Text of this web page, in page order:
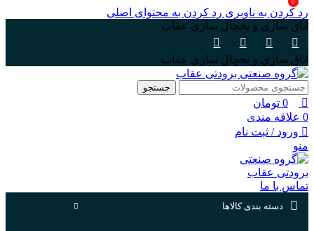
رد کردن به ناوبری رد کردن به محتوای اصلی
اتاق سازی و یخچال سازی عقاب
اتاق سازی و یخچال سازی عقاب
جستجو
0
0 تومان
0 علاقه مندی
ورود / ثبت نام
منو
تماس با ما
دسته بندی کالاها